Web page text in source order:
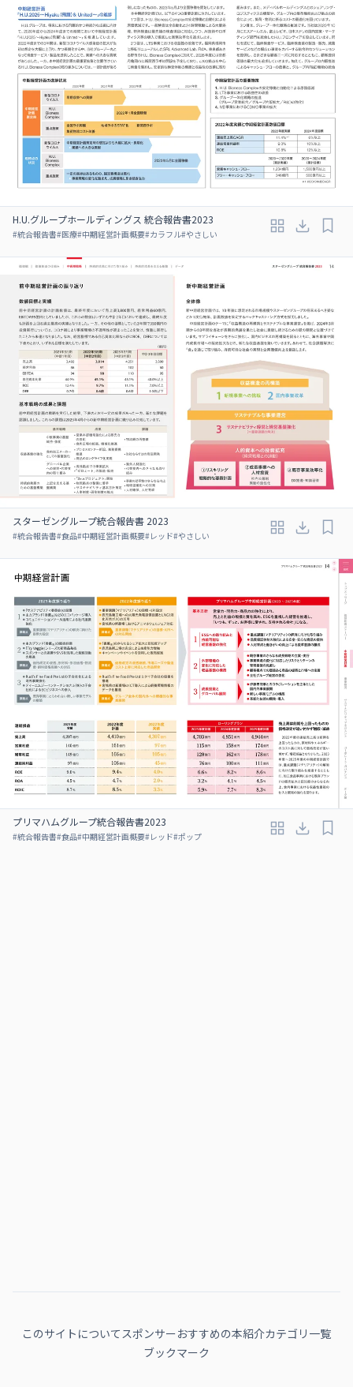
H.U.グループホールディングス 統合報告書2023
#統合報告書#医療#中期経営計画概要#カラフル#やさしい
スターゼングループ統合報告書 2023
#統合報告書#食品#中期経営計画概要#レッド#やさしい
プリマハムグループ統合報告書2023
#統合報告書#食品#中期経営計画概要#レッド#ポップ
このサイトについてスポンサーおすすめの本紹介カテゴリ一覧
ブックマーク